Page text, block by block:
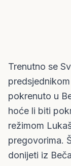
Trenutno se
pokrenuto u
hoće li biti
režimom
pregovorima.
donijeti iz